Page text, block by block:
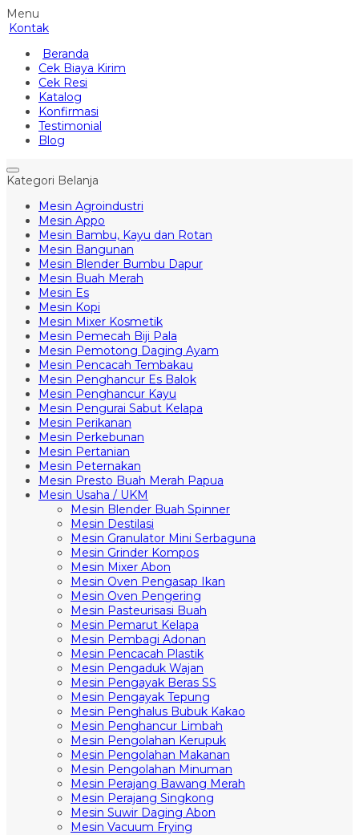
Menu
Kontak
Beranda
Cek Biaya Kirim
Cek Resi
Katalog
Konfirmasi
Testimonial
Blog
Kategori Belanja
Mesin Agroindustri
Mesin Appo
Mesin Bambu, Kayu dan Rotan
Mesin Bangunan
Mesin Blender Bumbu Dapur
Mesin Buah Merah
Mesin Es
Mesin Kopi
Mesin Mixer Kosmetik
Mesin Pemecah Biji Pala
Mesin Pemotong Daging Ayam
Mesin Pencacah Tembakau
Mesin Penghancur Es Balok
Mesin Penghancur Kayu
Mesin Pengurai Sabut Kelapa
Mesin Perikanan
Mesin Perkebunan
Mesin Pertanian
Mesin Peternakan
Mesin Presto Buah Merah Papua
Mesin Usaha / UKM
Mesin Blender Buah Spinner
Mesin Destilasi
Mesin Granulator Mini Serbaguna
Mesin Grinder Kompos
Mesin Mixer Abon
Mesin Oven Pengasap Ikan
Mesin Oven Pengering
Mesin Pasteurisasi Buah
Mesin Pemarut Kelapa
Mesin Pembagi Adonan
Mesin Pencacah Plastik
Mesin Pengaduk Wajan
Mesin Pengayak Beras SS
Mesin Pengayak Tepung
Mesin Penghalus Bubuk Kakao
Mesin Penghancur Limbah
Mesin Pengolahan Kerupuk
Mesin Pengolahan Makanan
Mesin Pengolahan Minuman
Mesin Perajang Bawang Merah
Mesin Perajang Singkong
Mesin Suwir Daging Abon
Mesin Vacuum Frying